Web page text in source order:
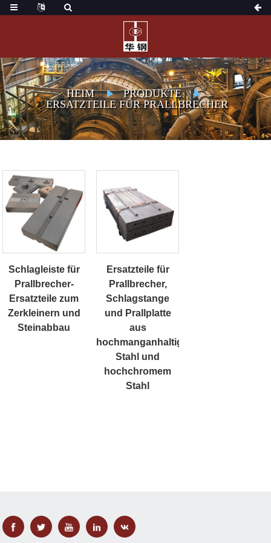
HEIM
PRODUKTE
ERSATZTEILE FÜR PRALLBRECHER
Schlagleiste für
Prallbrecher-
Ersatzteile zum
Zerkleinern und
Steinabbau
Ersatzteile für
Prallbrecher,
Schlagstange
und Prallplatte
aus
hochmanganhaltigem
Stahl und
hochchromem
Stahl